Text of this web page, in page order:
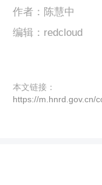
作者：陈慧中
编辑：redcloud
本文链接：
https://m.hnrd.gov.cn/